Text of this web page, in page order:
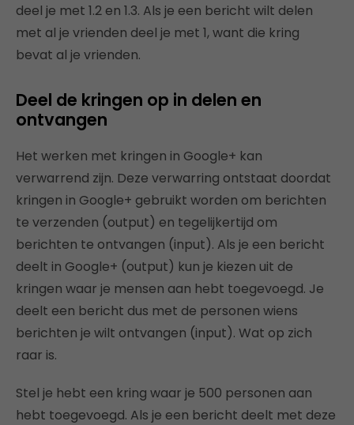
deel je met 1.2 en 1.3. Als je een bericht wilt delen
met al je vrienden deel je met 1, want die kring
bevat al je vrienden.
Deel de kringen op in delen en
ontvangen
Het werken met kringen in Google+ kan
verwarrend zijn. Deze verwarring ontstaat doordat
kringen in Google+ gebruikt worden om berichten
te verzenden (output) en tegelijkertijd om
berichten te ontvangen (input). Als je een bericht
deelt in Google+ (output) kun je kiezen uit de
kringen waar je mensen aan hebt toegevoegd. Je
deelt een bericht dus met de personen wiens
berichten je wilt ontvangen (input). Wat op zich
raar is.
Stel je hebt een kring waar je 500 personen aan
hebt toegevoegd. Als je een bericht deelt met deze